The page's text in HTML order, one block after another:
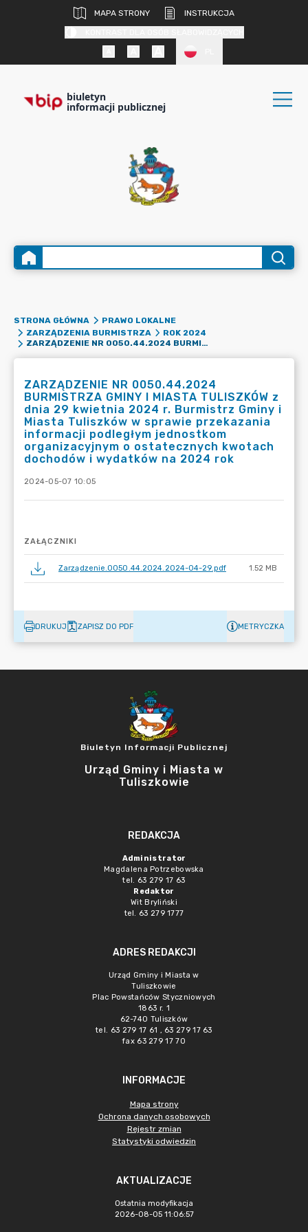
MAPA STRONY
INSTRUKCJA
biuletyn
informacji publicznej
STRONA GŁÓWNA
PRAWO LOKALNE
ZARZĄDZENIA BURMISTRZA
ROK 2024
ZARZĄDZENIE NR 0050.44.2024 BURMISTRZA GMINY I MIASTA TULISZKÓW Z DNIA 29 KWIETNIA 2024 R. BURMISTRZ GMINY I MIASTA TULISZKÓW W SPRAWIE PRZEKAZANIA INFORMACJI PODLEGŁYM JEDNOSTKOM ORGANIZACYJNYM O OSTATECZNYCH KWOTACH DOCHODÓW I WYDATKÓW NA 2024 ROK
ZARZĄDZENIE NR 0050.44.2024
BURMISTRZA GMINY I MIASTA TULISZKÓW z
dnia 29 kwietnia 2024 r. Burmistrz Gminy i
Miasta Tuliszków w sprawie przekazania
informacji podległym jednostkom
organizacyjnym o ostatecznych kwotach
dochodów i wydatków na 2024 rok
2024-05-07 10:05
ZAŁĄCZNIKI
Zarządzenie.0050.44.2024.2024-04-29.pdf 1.52 MB
DRUKUJ ZAPISZ DO PDF METRYCZKA
Biuletyn Informacji Publicznej
Urząd Gminy i Miasta w
Tuliszkowie
REDAKCJA
Administrator
Magdalena Potrzebowska
tel. 63 279 17 63
Redaktor
Wit Bryliński
tel. 63 279 1777
ADRES REDAKCJI
Urząd Gminy i Miasta w
Tuliszkowie
Plac Powstańców Styczniowych
1863 r. 1
62-740 Tuliszków
tel. 63 279 17 61 , 63 279 17 63
fax 63 279 17 70
INFORMACJE
Mapa strony
Ochrona danych osobowych
Rejestr zmian
Statystyki odwiedzin
AKTUALIZACJE
Ostatnia modyfikacja
2026-08-05 11:06:57